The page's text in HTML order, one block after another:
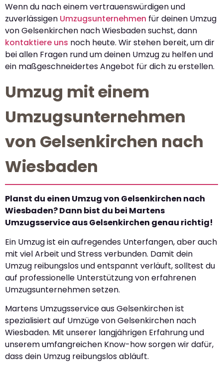
Wenn du nach einem vertrauenswürdigen und
zuverlässigen Umzugsunternehmen für deinen Umzug
von Gelsenkirchen nach Wiesbaden suchst, dann
kontaktiere uns noch heute. Wir stehen bereit, um dir
bei allen Fragen rund um deinen Umzug zu helfen und
ein maßgeschneidertes Angebot für dich zu erstellen.
Umzug mit einem
Umzugsunternehmen
von Gelsenkirchen nach
Wiesbaden
Planst du einen Umzug von Gelsenkirchen nach
Wiesbaden? Dann bist du bei Martens
Umzugsservice aus Gelsenkirchen genau richtig!
Ein Umzug ist ein aufregendes Unterfangen, aber auch
mit viel Arbeit und Stress verbunden. Damit dein
Umzug reibungslos und entspannt verläuft, solltest du
auf professionelle Unterstützung von erfahrenen
Umzugsunternehmen setzen.
Martens Umzugsservice aus Gelsenkirchen ist
spezialisiert auf Umzüge von Gelsenkirchen nach
Wiesbaden. Mit unserer langjährigen Erfahrung und
unserem umfangreichen Know-how sorgen wir dafür,
dass dein Umzug reibungslos abläuft.